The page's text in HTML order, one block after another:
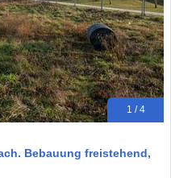
1 / 4
Bebauung freistehend,